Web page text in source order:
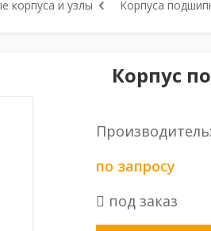
корпуса и узлы Корпуса
Корпус
по запросу
под заказ